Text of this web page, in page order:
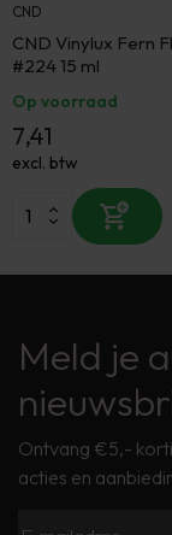
CND
CND Vinylux Fern
#224 15 ml
Op voorraad
7,41
excl. btw
Meld je
Ontvang €5,-
acties en